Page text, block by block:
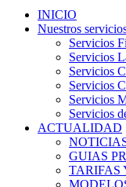
INICIO
Nuestros
Servicios
Servicios
Servicios
Servicios
Servicios
Servicios
ACTUALIDAD
GUIAS
TARIFAS